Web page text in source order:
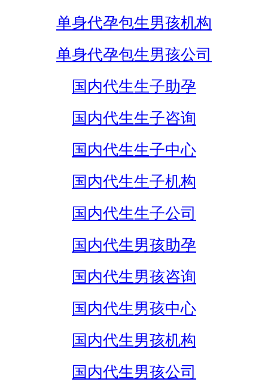
单身代孕包生男孩机构
单身代孕包生男孩公司
国内代生生子助孕
国内代生生子咨询
国内代生生子中心
国内代生生子机构
国内代生生子公司
国内代生男孩助孕
国内代生男孩咨询
国内代生男孩中心
国内代生男孩机构
国内代生男孩公司